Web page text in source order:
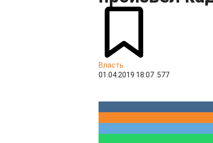
Власть
01.04.2019 18:07 577